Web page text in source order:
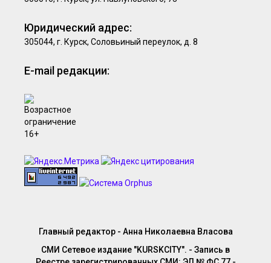
Юридический адрес:
305044, г. Курск, Соловьиный переулок, д. 8
E-mail редакции:
Главный редактор - Анна Николаевна Власова
СМИ Сетевое издание "KURSKCITY". - Запись в